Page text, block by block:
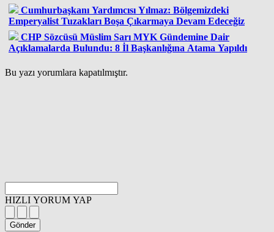
Cumhurbaşkanı Yardımcısı Yılmaz: Bölgemizdeki
Emperyalist Tuzakları Boşa Çıkarmaya Devam Edeceğiz
CHP Sözcüsü Müslim Sarı MYK Gündemine Dair
Açıklamalarda Bulundu: 8 İl Başkanlığına Atama Yapıldı
Bu yazı yorumlara kapatılmıştır.
HIZLI YORUM YAP
Gönder